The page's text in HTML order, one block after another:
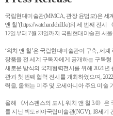
국립현대미술관(MMCA, 관장 윤범모)은 세
앤 칠’(https://watchandchill.kr)의 세 번째 전
12일부터 7월 23일까지 국립현대미술관 서
‘워치 앤 칠’은 국립현대미술관이 구축, 세
장품을 전 세계 구독자에게 공개하는 구독
새로운 방식의 국제협력전시를 위해 2021년
관과 첫 번째 협력 전시를 개최하였으며,
력을, 올해는 미주 및 오세아니아 주요 미술
올해 《서스펜스의 도시, 워치 앤 칠 3.0》
를 지닌 빅토리아국립미술관(NGV), 18세기